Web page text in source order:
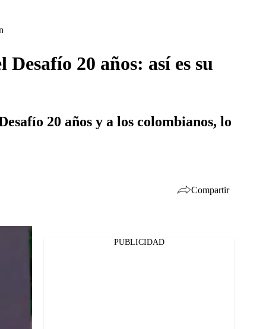
20 años: así es su
20 años y a los colombianos, lo
Compartir
PUBLICIDAD